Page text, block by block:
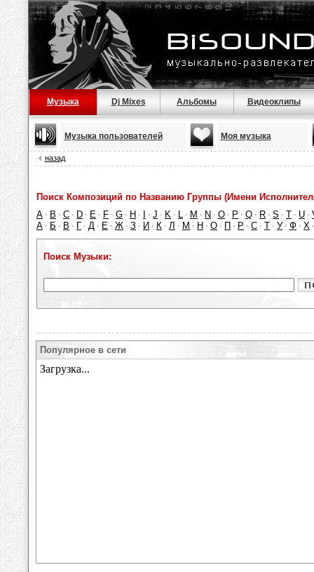
Музыка Dj Mixes Альбомы Видеоклипы
Музыка пользователей Моя музыка
назад
Поиск Композиций по Названию Группы (Имени
A · B · C · D · E · F · G · H · · J · K · L · M · N · O · P · Q · R · S · T · U ·
А · Б · В · Г · Д · Е · Ж · З · И · К · Л · М · Н · О · П · Р · С · Т · У · Ф · Х
Поиск Музыки:
Популярное в сети